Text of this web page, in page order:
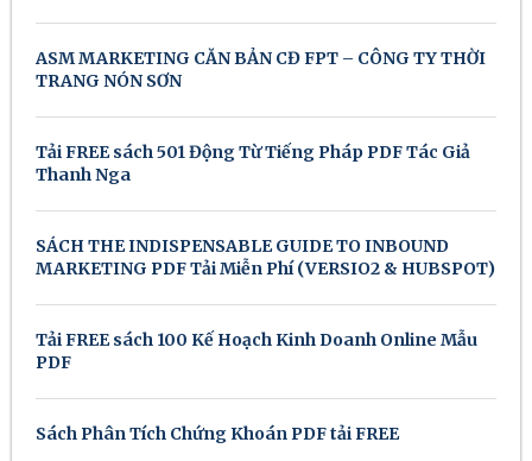
ASM MARKETING CĂN BẢN CĐ FPT – CÔNG TY THỜI
TRANG NÓN SƠN
Tải FREE sách 501 Động Từ Tiếng Pháp PDF Tác Giả
Thanh Nga
SÁCH THE INDISPENSABLE GUIDE TO INBOUND
MARKETING PDF Tải Miễn Phí (VERSIO2 & HUBSPOT)
Tải FREE sách 100 Kế Hoạch Kinh Doanh Online Mẫu
PDF
Sách Phân Tích Chứng Khoán PDF tải FREE